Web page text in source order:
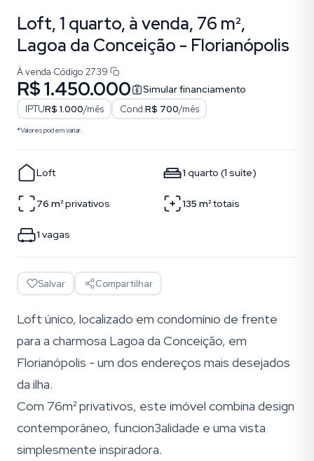
Loft, 1 quarto, à venda, 76 m²,
Lagoa da Conceição - Florianópolis
À venda·Código 2739
R$ 1.450.000 Simular financiamento
IPTUR$ 1.000/mês Cond.R$ 700/mês
*Valores podem variar.
Loft 1 quarto (1 suíte)
76 m²privativos 135 m²totais
1 vagas
Salvar Compartilhar
Loft único, localizado em condomínio de frente
para a charmosa Lagoa da Conceição, em
Florianópolis - um dos endereços mais desejados
da ilha.
Com 76m² privativos, este imóvel combina design
contemporâneo, funcion3alidade e uma vista
simplesmente inspiradora.